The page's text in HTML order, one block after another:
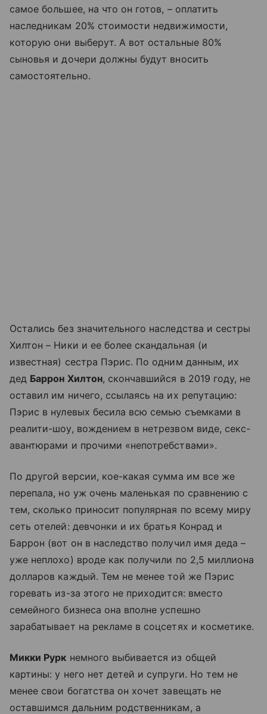
самое большее, на что он готов, – оплатить
наследникам 20% стоимости недвижимости,
которую они выберут. А вот остальные 80%
сыновья и дочери должны будут вносить
самостоятельно.
Остались без значительного наследства и сестры
Хилтон – Ники и ее более скандальная (и
известная) сестра Пэрис. По одним данным, их
дед Баррон Хилтон, скончавшийся в 2019 году, не
оставил им ничего, ссылаясь на их репутацию:
Пэрис в нулевых бесила всю семью съемками в
реалити-шоу, вождением в нетрезвом виде, секс-
авантюрами и прочими «непотребствами».
По другой версии, кое-какая сумма им все же
перепала, но уж очень маленькая по сравнению с
тем, сколько приносит популярная по всему миру
сеть отелей: девчонки и их братья Конрад и
Баррон (вот он в наследство получил имя деда –
уже неплохо) вроде как получили по 2,5 миллиона
долларов каждый. Тем не менее той же Пэрис
горевать из-за этого не приходится: вместо
семейного бизнеса она вполне успешно
зарабатывает на рекламе в соцсетях и косметике.
Микки Рурк немного выбивается из общей
картины: у него нет детей и супруги. Но тем не
менее свои богатства он хочет завещать не
оставшимся дальним родственникам, а